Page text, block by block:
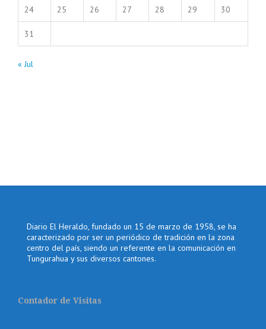
24 25 26 27 28 29 30
31
« Jul
Diario El Heraldo, fundado un 15 de marzo de 1958, se ha
caracterizado por ser un periódico de tradición en la zona
centro del país, siendo un referente en la comunicación en
Tungurahua y sus diversos cantones.
Contador de Visitas